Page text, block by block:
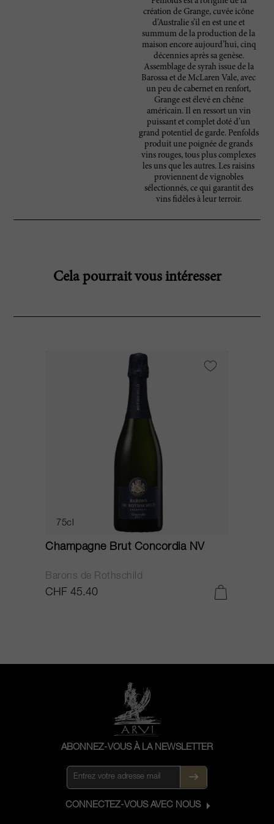
création de Grange, cuvée icône
d’Australie s’il en est une et
summum de la production de la
maison encore aujourd’hui, cinq
décennies après sa genèse.
Assemblage de syrah issue de la
Barossa et de McLaren Vale, avec
un peu de cabernet en renfort,
Grange est élevé en chêne
américain. Il en ressort un vin
puissant et complet doté d’un
grand potentiel de garde. Penfolds
produit une poignée de grands
vins rouges, tous plus complexes
les uns que les autres. Les raisins
proviennent de vignobles
sélectionnés, ce qui garantit des
vins fidèles à leur terroir.
Cela pourrait vous intéresser
75cl
Champagne Brut Concordia NV
Barons de Rothschild
CHF 45.40
ABONNEZ-VOUS À LA NEWSLETTER
CONNECTEZ-VOUS AVEC NOUS